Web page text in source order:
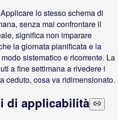
Applicare lo stesso schema di
senza mai confrontare il
significa non imparare
la giornata pianificata e la
sistematico e ricorrente. La
a fine settimana a rivedere i
ceduto, cosa va ridimensionato.
di applicabilità